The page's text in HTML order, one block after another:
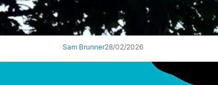
Zwischen Algorithmus und
Ambition
Sam Brunner28/02/2026
Die Auswirkungen des